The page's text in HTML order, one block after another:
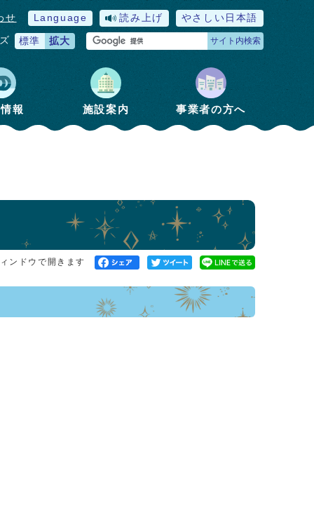
せ Language 読み上げ やさしい日本語
標準 拡大 サイト内検索
報 施設案内 事業者の方へ
ンドウで開きます